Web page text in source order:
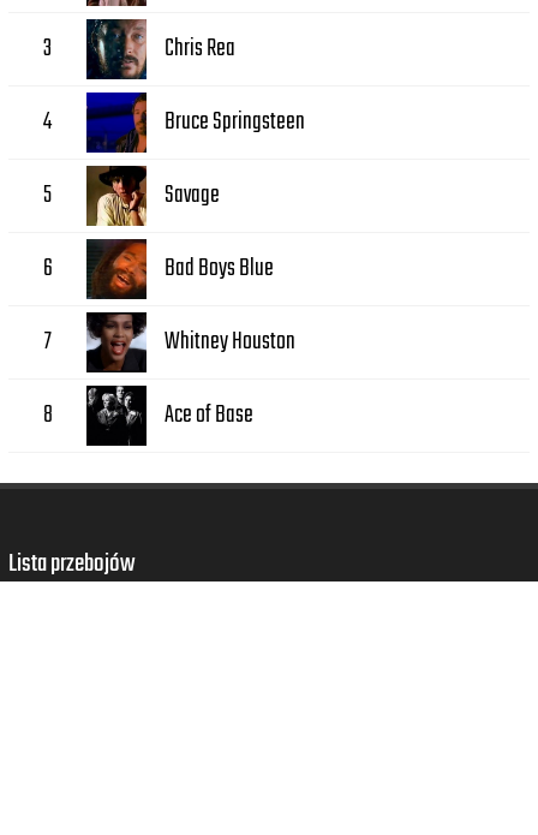
3 Chris Rea
4 Bruce Springsteen
5 Savage
6 Bad Boys Blue
7 Whitney Houston
8 Ace of Base
Lista przebojów